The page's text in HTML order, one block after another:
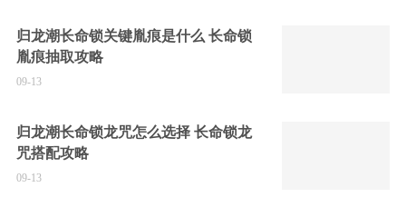
归龙潮长命锁关键胤痕是什么 长命锁
胤痕抽取攻略
09-13
归龙潮长命锁龙咒怎么选择 长命锁龙
咒搭配攻略
09-13